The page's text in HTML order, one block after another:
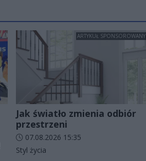
ARTYKUŁ SPONSOROWANY
Jak światło zmienia odbiór
przestrzeni
Data dodania artykułu:
07.08.2026 15:35
Kategorie artykułu:
Styl życia